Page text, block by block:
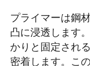
プライマーは鋼
凸に浸透します
かりと固定され
密着します。こ